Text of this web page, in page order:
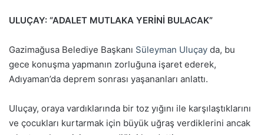
ULUÇAY: “ADALET MUTLAKA YERİNİ BULACAK”
Gazimağusa Belediye Başkanı Süleyman Uluçay da, bu
gece konuşma yapmanın zorluğuna işaret ederek,
Adıyaman’da deprem sonrası yaşananları anlattı.
Uluçay, oraya vardıklarında bir toz yığını ile karşılaştıklarını
ve çocukları kurtarmak için büyük uğraş verdiklerini ancak